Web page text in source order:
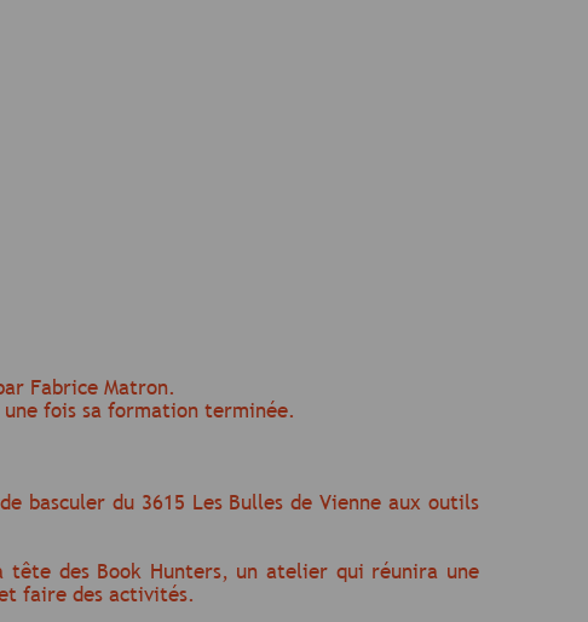
Fabrice Matron.
fois sa formation terminée.
basculer du 3615 Les Bulles de Vienne aux outils
tête des Book Hunters, un atelier qui réunira une
faire des activités.